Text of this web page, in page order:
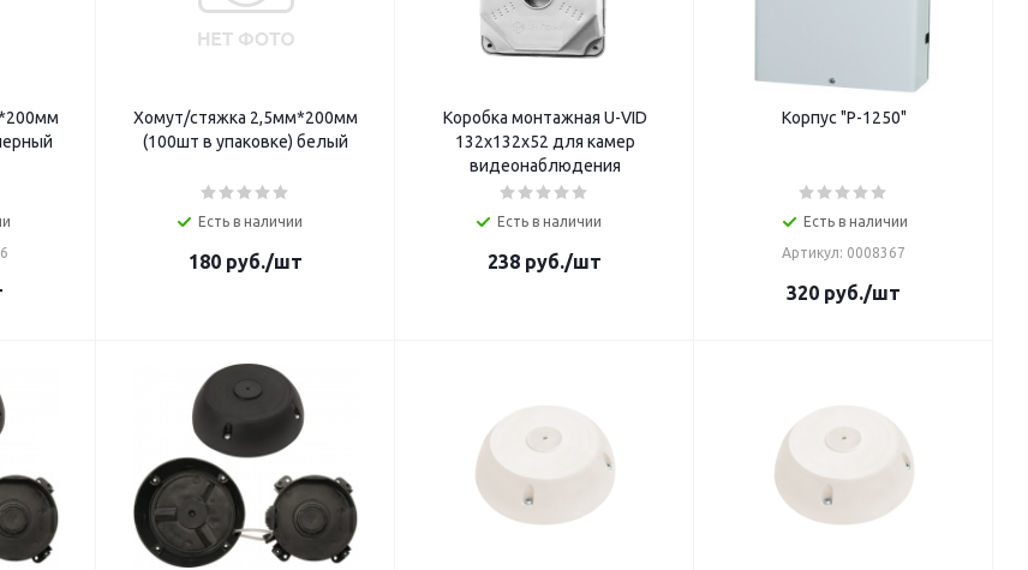
Хомут/стяжка 2,5мм*200мм
(100шт в упаковке) белый
Есть в наличии
180 руб./шт
Коробка монтажная U-VID
132х132х52 для камер
видеонаблюдения
Есть в наличии
238 руб./шт
Корпус "Р-1250"
Есть в наличии
Артикул: 0008367
320 руб./шт